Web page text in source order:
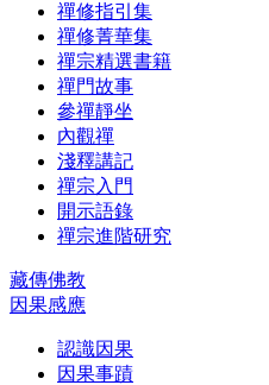
禪修指引集
禪修菁華集
禪宗精選書籍
禪門故事
參禪靜坐
內觀禪
淺釋講記
禪宗入門
開示語錄
禪宗進階研究
藏傳佛教
因果感應
認識因果
因果事蹟